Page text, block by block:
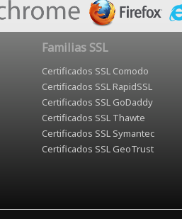
Familias SSL
Certificados SSL Comodo
Certificados SSL RapidSSL
Certificados SSL GoDaddy
Certificados SSL Thawte
Certificados SSL Symantec
Certificados SSL GeoTrust